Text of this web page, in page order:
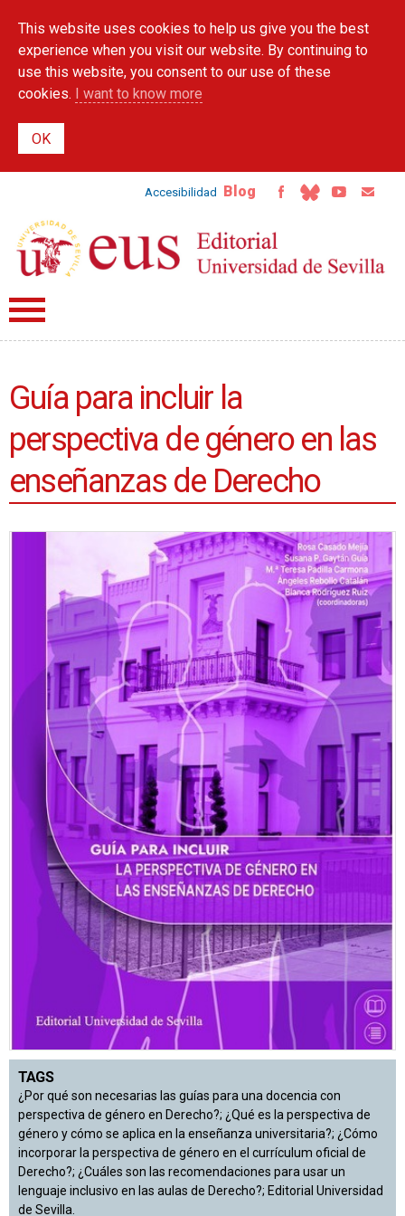
main
content
This website uses cookies to help us give you the best
experience when you visit our website. By continuing to
use this website, you consent to our use of these
cookies. I want to know more
Accesibilidad Blog
Guía para incluir la
perspectiva de género en las
enseñanzas de Derecho
TAGS
¿Por qué son necesarias las guías para una docencia con
perspectiva de género en Derecho?; ¿Qué es la perspectiva de
género y cómo se aplica en la enseñanza universitaria?; ¿Cómo
incorporar la perspectiva de género en el currículum oficial de
Derecho?; ¿Cuáles son las recomendaciones para usar un
lenguaje inclusivo en las aulas de Derecho?; Editorial Universidad
de Sevilla.